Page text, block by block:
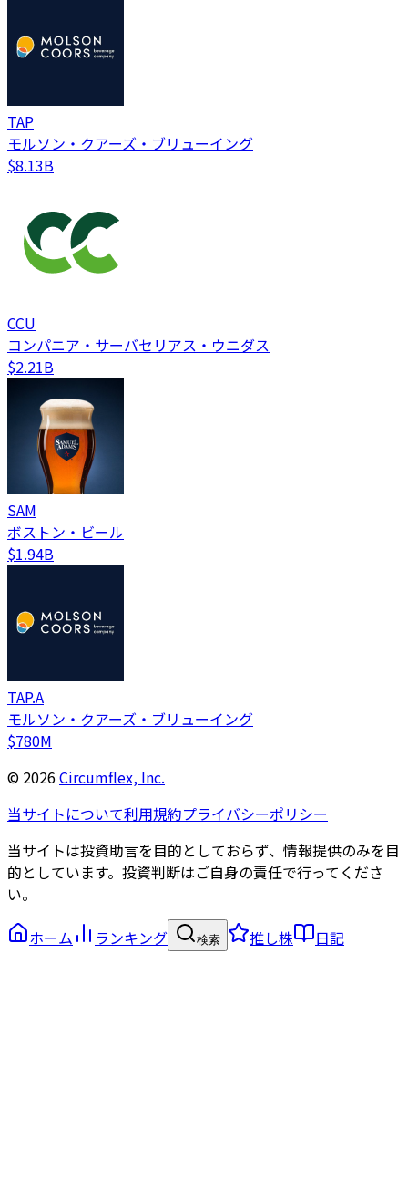
TAP
モルソン・クアーズ・ブリューイング
$8.13B
CCU
コンパニア・サーバセリアス・ウニダス
$2.21B
SAM
ボストン・ビール
$1.94B
TAP.A
モルソン・クアーズ・ブリューイング
$780M
© 2026Circumflex, Inc.
当サイトについて利用規約プライバシーポリシー
当サイトは投資助言を目的としておらず、情報提供のみを目
的としています。投資判断はご自身の責任で行ってくださ
い。
ホーム
ランキング 検索 推し株 日記